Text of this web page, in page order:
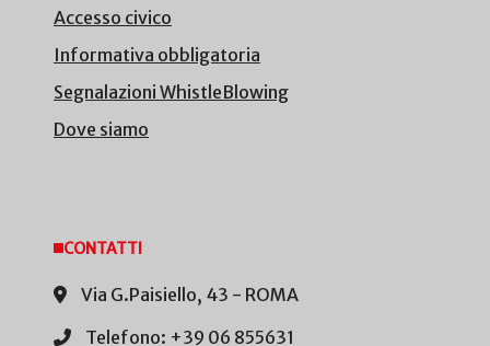
Accesso civico
Informativa obbligatoria
Segnalazioni WhistleBlowing
Dove siamo
CONTATTI
Via G.Paisiello, 43 - ROMA
Telefono: +39 06 855631